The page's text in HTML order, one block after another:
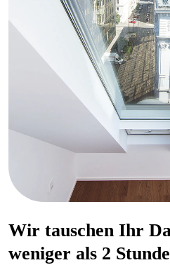
Wir tauschen Ihr
weniger als 2